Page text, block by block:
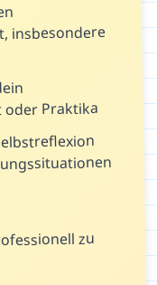
insbesondere
Praktika
zu